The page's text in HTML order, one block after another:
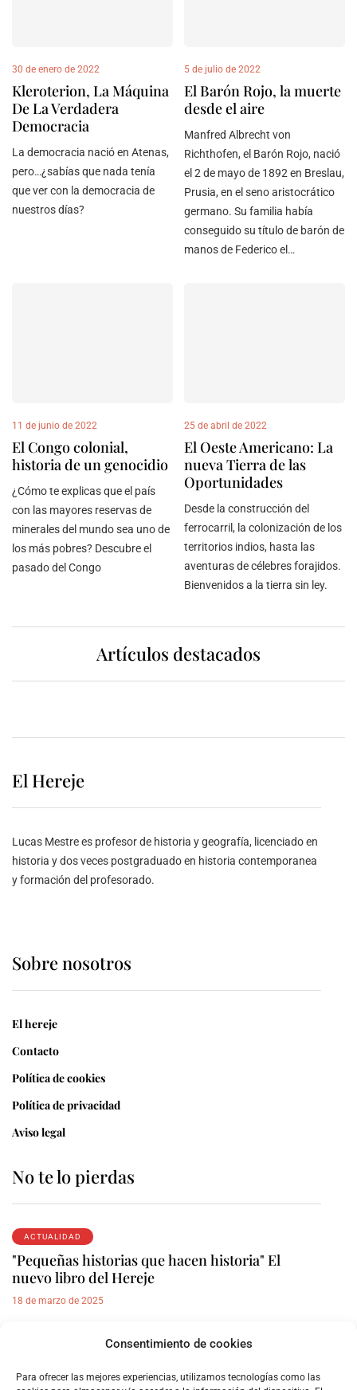
Consentimiento de cookies
Para ofrecer las mejores experiencias, utilizamos tecnologías como las
30 de enero de 2022
Kleroterion, La Máquina
De La Verdadera
Democracia
La democracia nació en Atenas,
pero…¿sabías que nada tenía
que ver con la democracia de
nuestros días?
5 de julio de 2022
El Barón Rojo, la muerte
desde el aire
Manfred Albrecht von
Richthofen, el Barón Rojo, nació
el 2 de mayo de 1892 en Breslau,
Prusia, en el seno aristocrático
germano. Su familia había
conseguido su título de barón de
manos de Federico el…
11 de junio de 2022
El Congo colonial,
historia de un genocidio
¿Cómo te explicas que el país
con las mayores reservas de
minerales del mundo sea uno de
los más pobres? Descubre el
pasado del Congo
25 de abril de 2022
El Oeste Americano: La
nueva Tierra de las
Oportunidades
Desde la construcción del
ferrocarril, la colonización de los
territorios indios, hasta las
aventuras de célebres forajidos.
Bienvenidos a la tierra sin ley.
Artículos destacados
El Hereje
Lucas Mestre es profesor de historia y geografía, licenciado en
historia y dos veces postgraduado en historia contemporanea
y formación del profesorado.
Sobre nosotros
El hereje
Contacto
Política de cookies
Política de privacidad
Aviso legal
No te lo pierdas
ACTUALIDAD
"Pequeñas historias que hacen historia" El
nuevo libro del Hereje
18 de marzo de 2025